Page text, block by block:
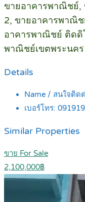
ขายอาคารพาณิชย์,
2, ขายอาคารพาณิช
อาคารพาณิชย์ ติดดิ
พาณิชย์เขตพระนคร
Details
Name / สนใจติ
เบอร์โทร:
Similar Properties
ขาย For Sale
2,100,000฿